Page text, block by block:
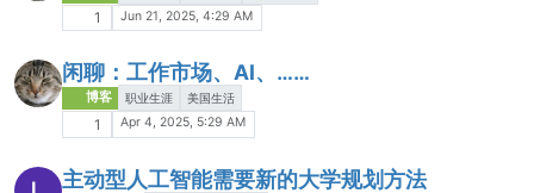
1 Jun 21, 2025, 4:29 AM
闲聊：工作市场、AI、……
博客 职业生涯 美国生活
1 Apr 4, 2025, 5:29 AM
主动型人工智能需要新的大学规划方法